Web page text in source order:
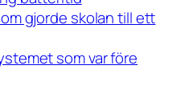
gjorde skolan till ett
som var före